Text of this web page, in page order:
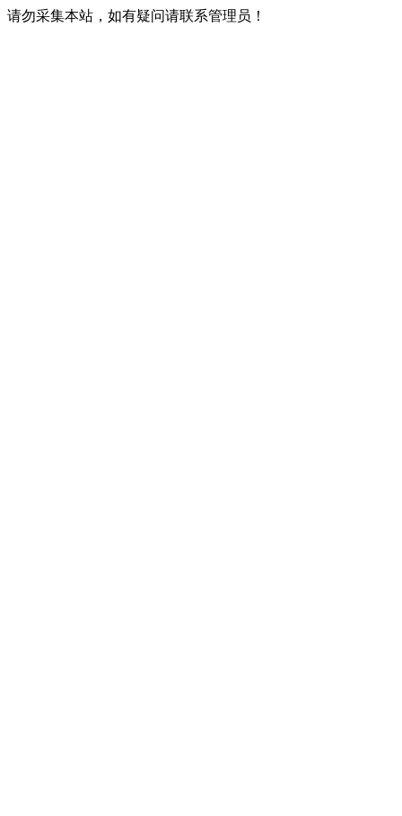
请勿采集本站，如有疑问请联系管理员！